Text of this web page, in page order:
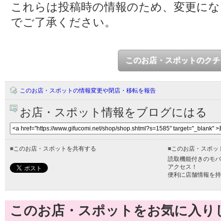
これらは投稿時の情報のため、変更に
でご了承ください。
このお店・スポットのク
このお店・スポットの情報変更や閉店・移転を報告
お店・スポット情報をブログにはる
■このお店・スポットを共有する ■このお店・スポッ
読取機能付きのモ
アクセス！
便利に店舗情報を
このお店・スポットをお気に入